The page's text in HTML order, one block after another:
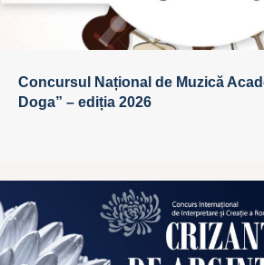
Concursul Național de Muzică
Doga” – ediția 2026